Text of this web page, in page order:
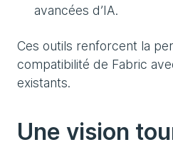
avancées d’IA.
Ces outils renforcent la
compatibilité de Fabric
existants.
Une vision